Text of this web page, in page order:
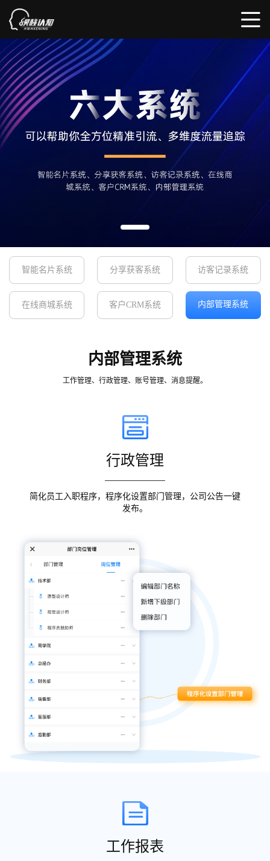
智能名片系统 分享获客系统 访客记录系统
在线商城系统 客户CRM系统 内部管理系统
内部管理系统
工作管理、行政管理、账号管理、消息提醒。
行政管理
简化员工入职程序，程序化设置部门管理，公司公告一键
发布。
工作报表